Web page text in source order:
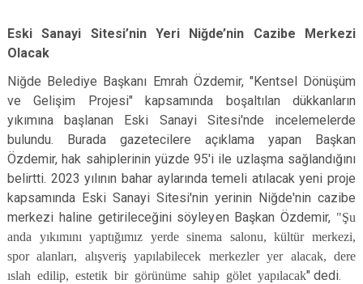
Eski Sanayi Sitesi’nin Yeri Niğde’nin Cazibe Merkezi
Olacak
Niğde Belediye Başkanı Emrah Özdemir, "Kentsel Dönüşüm
ve Gelişim Projesi" kapsamında boşaltılan dükkanların
yıkımına başlanan Eski Sanayi Sitesi'nde incelemelerde
bulundu. Burada gazetecilere açıklama yapan Başkan
Özdemir, hak sahiplerinin yüzde 95'i ile uzlaşma sağlandığını
belirtti. 2023 yılının bahar aylarında temeli atılacak yeni proje
kapsamında Eski Sanayi Sitesi'nin yerinin Niğde'nin cazibe
merkezi haline getirileceğini söyleyen Başkan Özdemir, "Şu
anda yıkımını yaptığımız yerde sinema salonu, kültür merkezi,
spor alanları, alışveriş yapılabilecek merkezler yer alacak, dere
ıslah edilip, estetik bir görünüme sahip gölet yapılacak" dedi.